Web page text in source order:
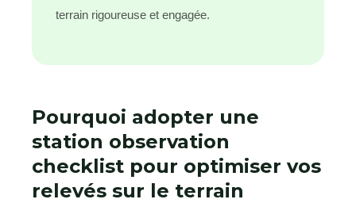
terrain rigoureuse et engagée.
Pourquoi adopter une
station observation
checklist pour optimiser vos
relevés sur le terrain